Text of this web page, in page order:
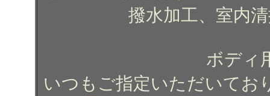
撥水加工、室内
ボディ
いつもご指定いただいてお